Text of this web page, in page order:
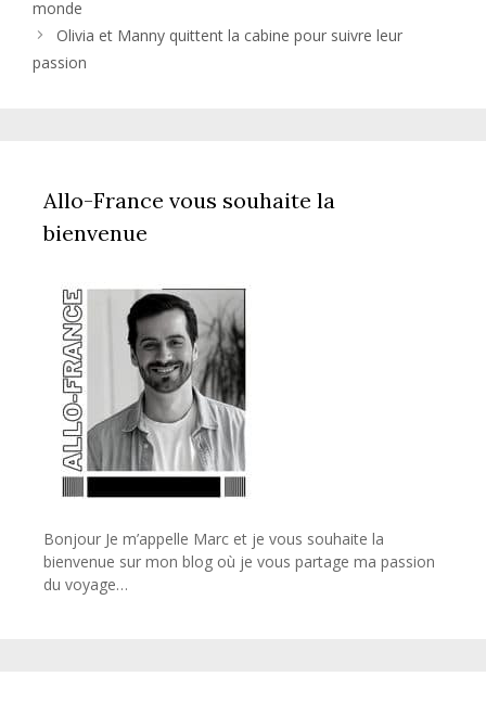
monde
Olivia et Manny quittent la cabine pour suivre leur
passion
Allo-France vous souhaite la
bienvenue
Bonjour Je m’appelle Marc et je vous souhaite la
bienvenue sur mon blog où je vous partage ma passion
du voyage…